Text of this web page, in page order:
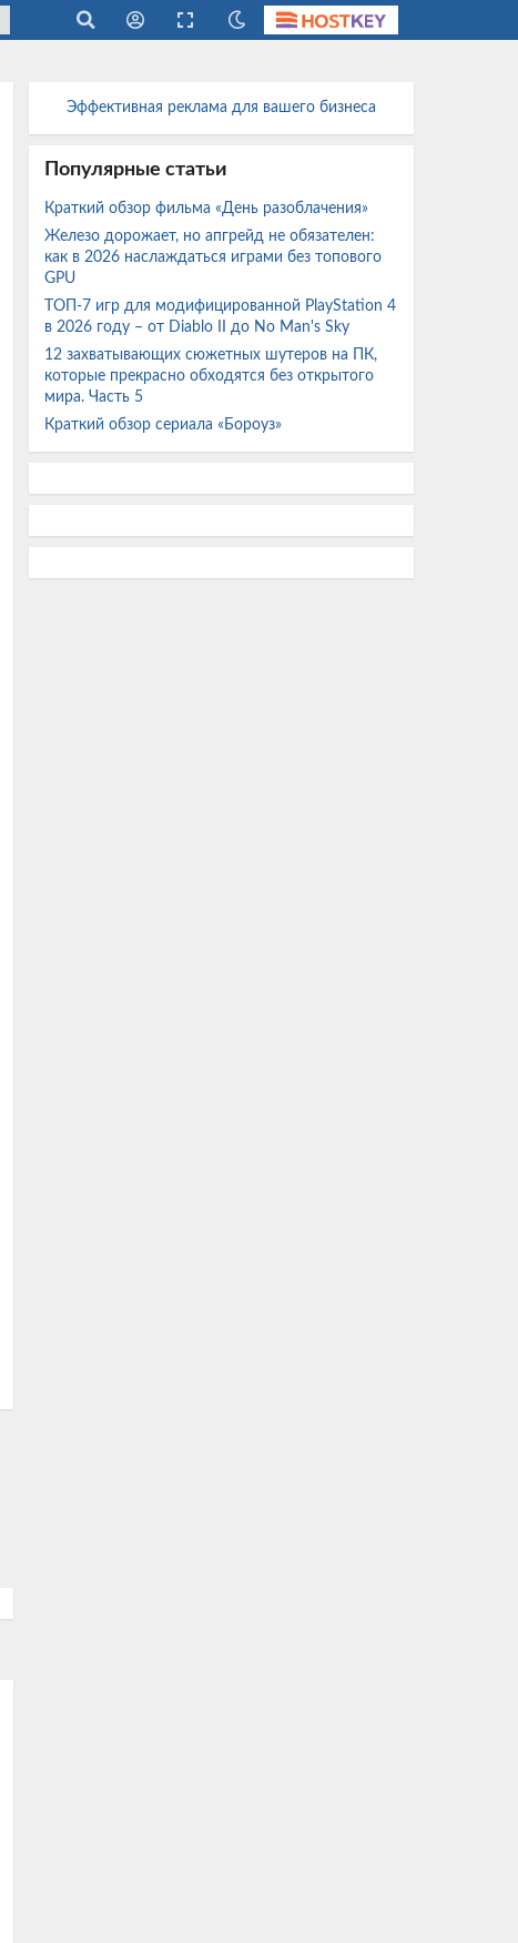
Эффективная реклама для вашего бизнеса
Популярные статьи
Краткий обзор фильма «День разоблачения»
Железо дорожает, но апгрейд не обязателен:
как в 2026 наслаждаться играми без топового
GPU
ТОП-7 игр для модифицированной PlayStation 4
в 2026 году – от Diablo II до No Man's Sky
12 захватывающих сюжетных шутеров на ПК,
которые прекрасно обходятся без открытого
мира. Часть 5
Краткий обзор сериала «Бороуз»